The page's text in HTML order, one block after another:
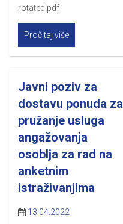
rotated.pdf
Pročitaj više
Javni poziv za
dostavu ponuda za
pružanje usluga
angažovanja
osoblja za rad na
anketnim
istraživanjima
13.04.2022